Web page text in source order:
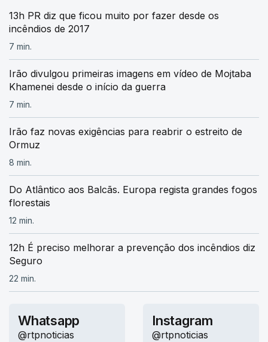
13h PR diz que ficou muito por fazer desde os
incêndios de 2017
7 min.
Irão divulgou primeiras imagens em vídeo de Mojtaba
Khamenei desde o início da guerra
7 min.
Irão faz novas exigências para reabrir o estreito de
Ormuz
8 min.
Do Atlântico aos Balcãs. Europa regista grandes fogos
florestais
12 min.
12h É preciso melhorar a prevenção dos incêndios diz
Seguro
22 min.
Whatsapp
@rtpnoticias
Instagram
@rtpnoticias